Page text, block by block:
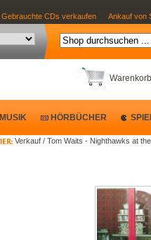
Gebrauchte CDs verkaufen Ankauf von
Warenkorb
Verkauf / Tom Waits - Nighthawks at
MUSIK HÖRBÜCHER